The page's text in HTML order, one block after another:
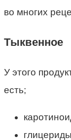
во многих
Тыквенное
У этого
есть;